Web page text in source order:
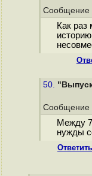
Сообщение
Как
50.
Сообщение
Между
нужды
Ответить